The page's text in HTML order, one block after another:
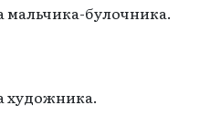
мальчика-булочника.
художника.